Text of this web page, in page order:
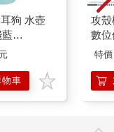
狗 水壺
藍
元
物車
攻殼
數
特價